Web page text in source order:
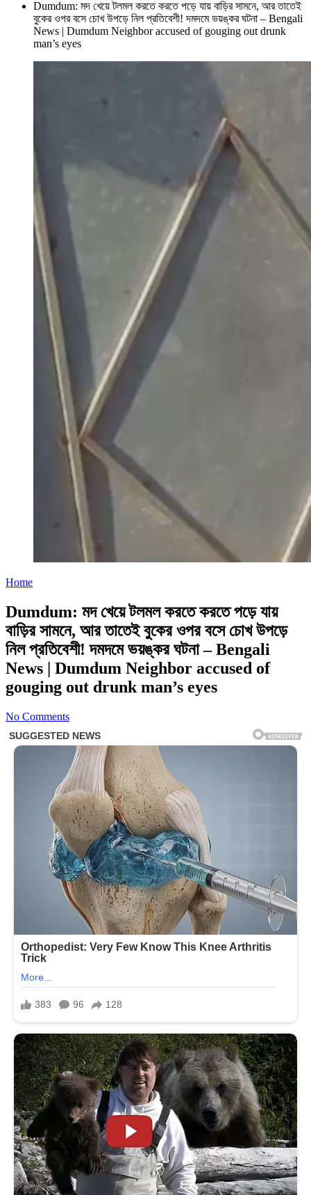
Dumdum: মদ খেয়ে টলমল করতে করতে পড়ে যায় বাড়ির সামনে, আর তাতেই
বুকের ওপর বসে চোখ উপড়ে নিল প্রতিবেশী! দমদমে ভয়ঙ্কর ঘটনা – Bengali
News | Dumdum Neighbor accused of gouging out drunk
man’s eyes
Home
Dumdum: মদ খেয়ে টলমল করতে করতে পড়ে যায়
বাড়ির সামনে, আর তাতেই বুকের ওপর বসে চোখ উপড়ে
নিল প্রতিবেশী! দমদমে ভয়ঙ্কর ঘটনা – Bengali
News | Dumdum Neighbor accused of
gouging out drunk man’s eyes
No Comments